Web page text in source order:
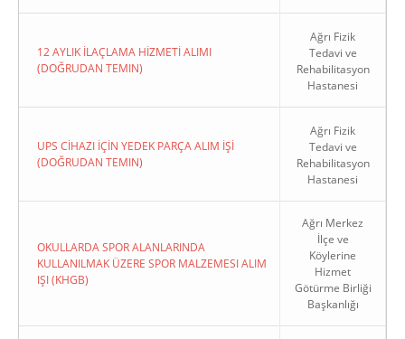
12 AYLIK İLAÇLAMA HİZMETİ ALIMI
(DOĞRUDAN TEMIN)
Ağrı Fizik
Tedavi ve
Rehabilitasyon
Hastanesi
UPS CİHAZI İÇİN YEDEK PARÇA ALIM İŞİ
(DOĞRUDAN TEMIN)
Ağrı Fizik
Tedavi ve
Rehabilitasyon
Hastanesi
OKULLARDA SPOR ALANLARINDA
KULLANILMAK ÜZERE SPOR MALZEMESI ALIM
IŞI (KHGB)
Ağrı Merkez
İlçe ve
Köylerine
Hizmet
Götürme Birliği
Başkanlığı